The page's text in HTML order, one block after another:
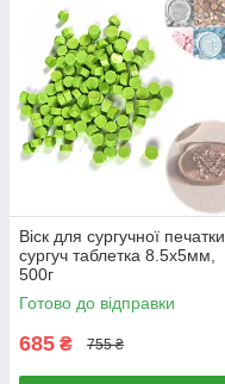
Віск для сургучної печатки,
сургуч таблетка 8.5х5мм,
500г
Готово до відправки
685 ₴ 755 ₴